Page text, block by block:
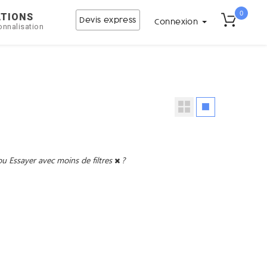
Devis express Connexion
0
Essayer avec moins de filtres ?